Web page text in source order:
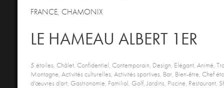
FRANCE, CHAMONIX
LE HAMEAU ALBERT 1ER
5 étoiles, Châlet, Confidentiel, Contemporain, Design, Elégant, Animé,
Montagne, Activités culturelles, Activités sportives, Bar, Bien-être, Chef
d'œuvres d'art, Gastronomie, Familial, Golf, Jardins, Piscine, Restaurant,